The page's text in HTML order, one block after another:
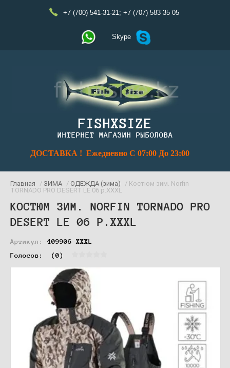
+7 (700) 541-31-21; +7 (707) 583 35 05
Skype
FISHXSIZE
ИНТЕРНЕТ МАГАЗИН РЫБОЛОВА
ДОСТАВКА ! Ежедневно С 07:00 До 23:00
Главная / ЗИМА / ОДЕЖДА (зима)
/ Костюм зим. Norfin
TORNADO PRO DESERT LE 06 р.XXXL
КОСТЮМ ЗИМ. NORFIN TORNADO PRO
DESERT LE 06 Р.XXXL
Артикул:
409906-XXXL
Голосов: (0)